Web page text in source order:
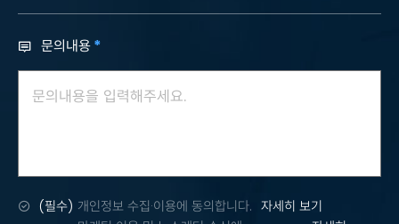
문의내용
(필수) 개인정보 수집·이용에 동의합니다. 자세히 보기